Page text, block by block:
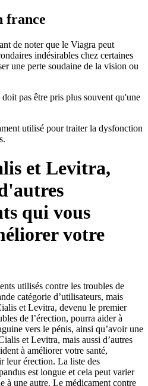
france
de noter que le Viagra peut
indésirables chez certaines
une perte soudaine de la vision ou
pas être pris plus souvent qu'une
utilisé pour traiter la dysfonction
et Levitra,
qui vous
votre
utilisés contre les troubles de
catégorie d’utilisateurs, mais
et Levitra, devenu le premier
de l’érection, pourra aider à
vers le pénis, ainsi qu’avoir une
et Levitra, mais aussi d’autres
à améliorer votre santé,
leur érection. La liste des
est longue et cela peut varier
à une autre. Le médicament contre